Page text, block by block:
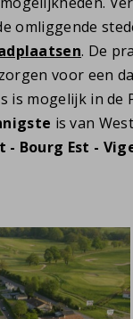
omliggende
. De
voor een
is mogelijk in de
is van
- Bourg Est -